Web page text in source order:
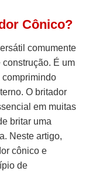
Cônico?
comumente
É um
O britador
em muitas
britar uma
Neste artigo,
cônico e
de